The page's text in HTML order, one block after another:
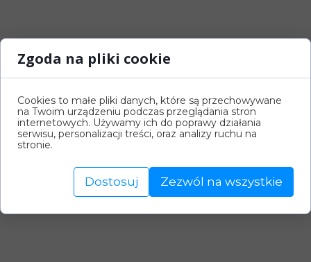
Zgoda na pliki cookie
Cookies to małe pliki danych, które są przechowywane
na Twoim urządzeniu podczas przeglądania stron
internetowych. Używamy ich do poprawy działania
serwisu, personalizacji treści, oraz analizy ruchu na
stronie.
Dostosuj Zezwól na wszystkie